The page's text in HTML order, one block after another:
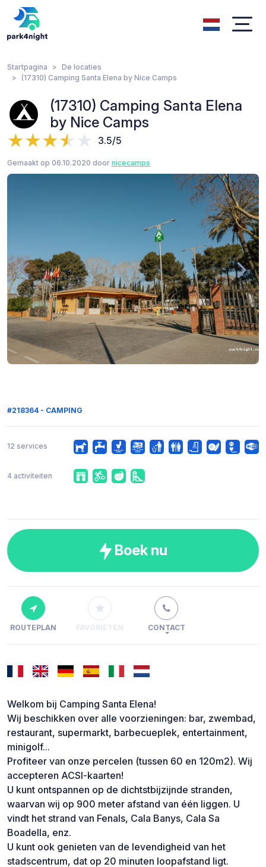
Startpagina
De locaties
(17310) Camping Santa Elena by Nice Camps
(17310) Camping Santa Elena
by Nice Camps
3.5/5
Gemaakt op 06.10.2020 door nicecamps
#218364 - CAMPING
12 services
4 activiteiten
Boek nu
ROUTEPLAN FAVORIETEN CONTACT
Welkom bij Camping Santa Elena!
Wij beschikken over alle voorzieningen: bar, zwembad,
restaurant, supermarkt, barbecueplek, entertainment,
minigolf...
Profiteer van onze percelen (tussen 60 en 120m2). Wij
accepteren ACSI-kaarten!
U kunt ontspannen op de dichtstbijzijnde stranden,
waarvan wij op 900 meter afstand van één liggen. U
vindt het strand van Fenals, Cala Banys, Cala Sa
Boadella, enz.
U kunt ook genieten van de levendigheid van het
stadscentrum, dat op 20 minuten loopafstand ligt.